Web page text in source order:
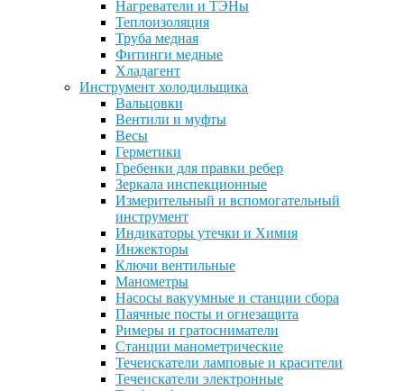
Нагреватели и ТЭНы
Теплоизоляция
Труба медная
Фитинги медные
Хладагент
Инструмент холодильщика
Вальцовки
Вентили и муфты
Весы
Герметики
Гребенки для правки ребер
Зеркала инспекционные
Измерительный и вспомогательный
инструмент
Индикаторы утечки и Химия
Инжекторы
Ключи вентильные
Манометры
Насосы вакуумные и станции сбора
Паячные посты и огнезащита
Римеры и гратосниматели
Станции манометрические
Течеискатели ламповые и красители
Течеискатели электронные